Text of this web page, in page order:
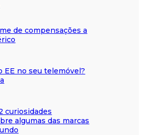
de compensações a
EE no seu telemóvel?
curiosidades
algumas das marcas